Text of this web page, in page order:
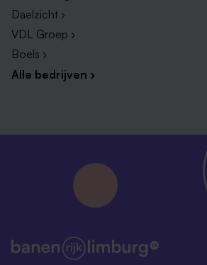
Daelzicht ›
VDL Groep ›
Boels ›
Alle bedrijven ›